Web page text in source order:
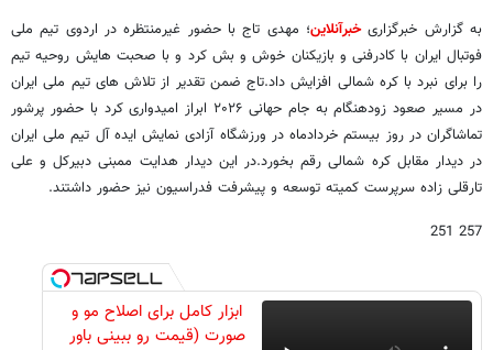
به گزارش خبرگزاریخبرآنلاین؛ مهدی تاج با حضور غیرمنتظره در اردوی تیم ملی
فوتبال ایران با کادرفنی و بازیکنان خوش و بش کرد و با صحبت هایش روحیه تیم
را برای نبرد با کره شمالی افزایش داد.تاج ضمن تقدیر از تلاش های تیم ملی ایران
در مسیر صعود زودهنگام به جام حهانی ۲۰۲۶ ابراز امیدواری کرد با حضور پرشور
تماشاگران در روز بیستم خردادماه در ورزشگاه آزادی نمایش ایده آل تیم ملی ایران
در دیدار مقابل کره شمالی رقم بخورد.در این دیدار هدایت ممبنی دبیرکل و علی
تارقلی زاده سرپرست کمیته توسعه و پیشرفت فدراسیون نیز حضور داشتند.
257 251
ابزار کامل برای اصلاح مو و
صورت (قیمت رو ببینی باور